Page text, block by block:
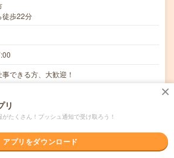
徒歩22分
できる方、大歓迎！
研磨作業。最大10kgのものを手で持って磨くの
要【取扱製品情報】半導体製造装置≪…
リ
たくさん！プッシュ通知で受け取ろう！
アプリをダウンロード